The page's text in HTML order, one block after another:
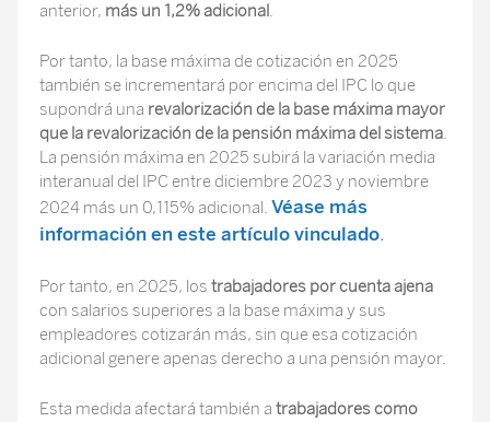
anterior, más un 1,2% adicional.
Por tanto, la base máxima de cotización en 2025
también se incrementará por encima del IPC lo que
supondrá una revalorización de la base máxima mayor
que la revalorización de la pensión máxima del sistema.
La pensión máxima en 2025 subirá la variación media
interanual del IPC entre diciembre 2023 y noviembre
2024 más un 0,115% adicional. Véase más
información en este artículo vinculado.
Por tanto, en 2025, los trabajadores por cuenta ajena
con salarios superiores a la base máxima y sus
empleadores cotizarán más, sin que esa cotización
adicional genere apenas derecho a una pensión mayor.
Esta medida afectará también a trabajadores como